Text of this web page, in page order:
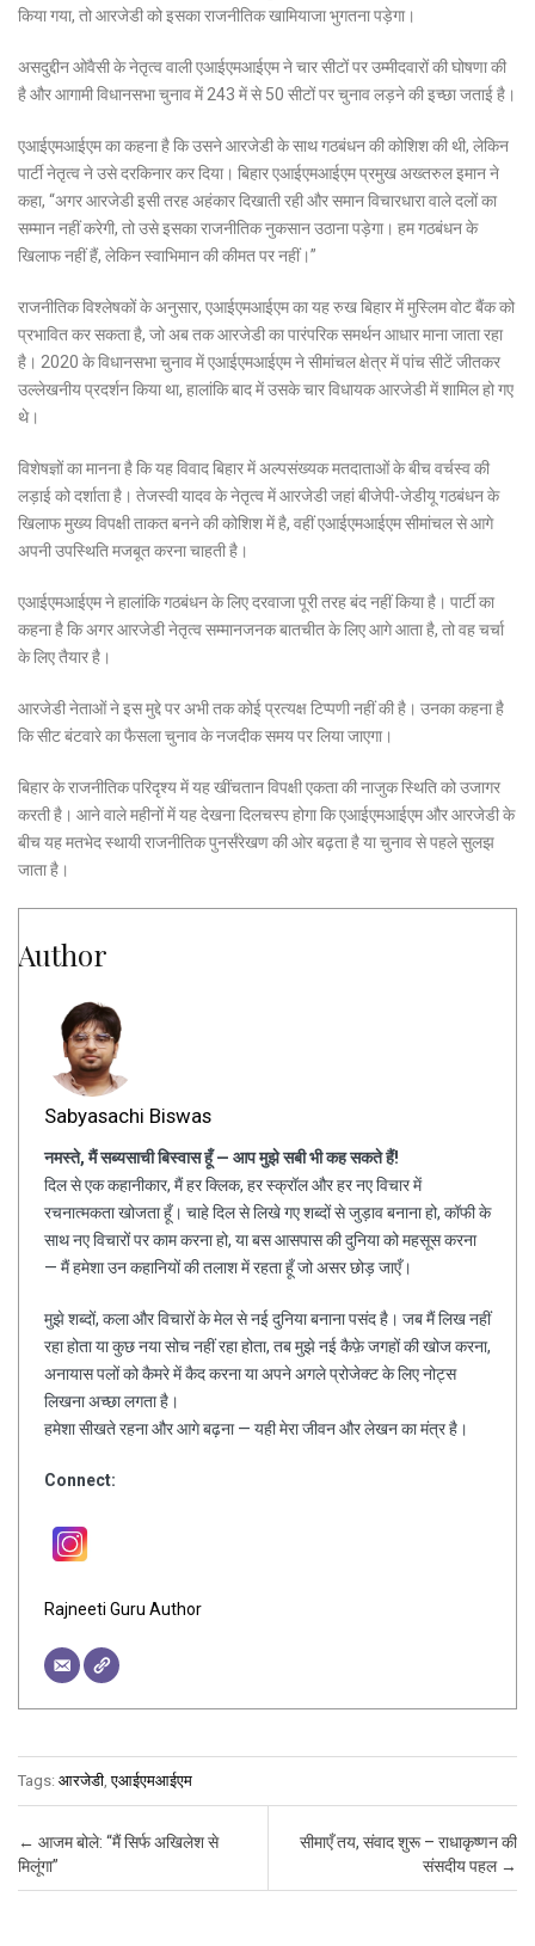
किया गया, तो आरजेडी को इसका राजनीतिक खामियाजा भुगतना पड़ेगा।
असदुद्दीन ओवैसी के नेतृत्व वाली एआईएमआईएम ने चार सीटों पर उम्मीदवारों की घोषणा की
है और आगामी विधानसभा चुनाव में 243 में से 50 सीटों पर चुनाव लड़ने की इच्छा जताई है।
एआईएमआईएम का कहना है कि उसने आरजेडी के साथ गठबंधन की कोशिश की थी, लेकिन
पार्टी नेतृत्व ने उसे दरकिनार कर दिया। बिहार एआईएमआईएम प्रमुख अख्तरुल इमान ने
कहा, “अगर आरजेडी इसी तरह अहंकार दिखाती रही और समान विचारधारा वाले दलों का
सम्मान नहीं करेगी, तो उसे इसका राजनीतिक नुकसान उठाना पड़ेगा। हम गठबंधन के
खिलाफ नहीं हैं, लेकिन स्वाभिमान की कीमत पर नहीं।”
राजनीतिक विश्लेषकों के अनुसार, एआईएमआईएम का यह रुख बिहार में मुस्लिम वोट बैंक को
प्रभावित कर सकता है, जो अब तक आरजेडी का पारंपरिक समर्थन आधार माना जाता रहा
है। 2020 के विधानसभा चुनाव में एआईएमआईएम ने सीमांचल क्षेत्र में पांच सीटें जीतकर
उल्लेखनीय प्रदर्शन किया था, हालांकि बाद में उसके चार विधायक आरजेडी में शामिल हो गए
थे।
विशेषज्ञों का मानना है कि यह विवाद बिहार में अल्पसंख्यक मतदाताओं के बीच वर्चस्व की
लड़ाई को दर्शाता है। तेजस्वी यादव के नेतृत्व में आरजेडी जहां बीजेपी-जेडीयू गठबंधन के
खिलाफ मुख्य विपक्षी ताकत बनने की कोशिश में है, वहीं एआईएमआईएम सीमांचल से आगे
अपनी उपस्थिति मजबूत करना चाहती है।
एआईएमआईएम ने हालांकि गठबंधन के लिए दरवाजा पूरी तरह बंद नहीं किया है। पार्टी का
कहना है कि अगर आरजेडी नेतृत्व सम्मानजनक बातचीत के लिए आगे आता है, तो वह चर्चा
के लिए तैयार है।
आरजेडी नेताओं ने इस मुद्दे पर अभी तक कोई प्रत्यक्ष टिप्पणी नहीं की है। उनका कहना है
कि सीट बंटवारे का फैसला चुनाव के नजदीक समय पर लिया जाएगा।
बिहार के राजनीतिक परिदृश्य में यह खींचतान विपक्षी एकता की नाजुक स्थिति को उजागर
करती है। आने वाले महीनों में यह देखना दिलचस्प होगा कि एआईएमआईएम और आरजेडी के
बीच यह मतभेद स्थायी राजनीतिक पुनर्संरेखण की ओर बढ़ता है या चुनाव से पहले सुलझ
जाता है।
Author
Sabyasachi Biswas
नमस्ते, मैं सब्यसाची बिस्वास हूँ — आप मुझे सबी भी कह सकते हैं!
दिल से एक कहानीकार, मैं हर क्लिक, हर स्क्रॉल और हर नए विचार में
रचनात्मकता खोजता हूँ। चाहे दिल से लिखे गए शब्दों से जुड़ाव बनाना हो, कॉफी के
साथ नए विचारों पर काम करना हो, या बस आसपास की दुनिया को महसूस करना
— मैं हमेशा उन कहानियों की तलाश में रहता हूँ जो असर छोड़ जाएँ।
मुझे शब्दों, कला और विचारों के मेल से नई दुनिया बनाना पसंद है। जब मैं लिख नहीं
रहा होता या कुछ नया सोच नहीं रहा होता, तब मुझे नई कैफ़े जगहों की खोज करना,
अनायास पलों को कैमरे में कैद करना या अपने अगले प्रोजेक्ट के लिए नोट्स
लिखना अच्छा लगता है।
हमेशा सीखते रहना और आगे बढ़ना — यही मेरा जीवन और लेखन का मंत्र है।
Connect:
Rajneeti Guru Author
Tags: आरजेडी,एआईएमआईएम
Post navigation
← आजम बोले: “मैं सिर्फ अखिलेश से
मिलूंगा”
सीमाएँ तय, संवाद शुरू – राधाकृष्णन की
संसदीय पहल →